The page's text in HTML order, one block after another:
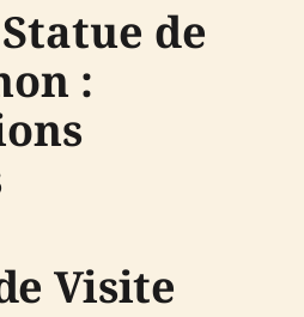
de
:
Visite